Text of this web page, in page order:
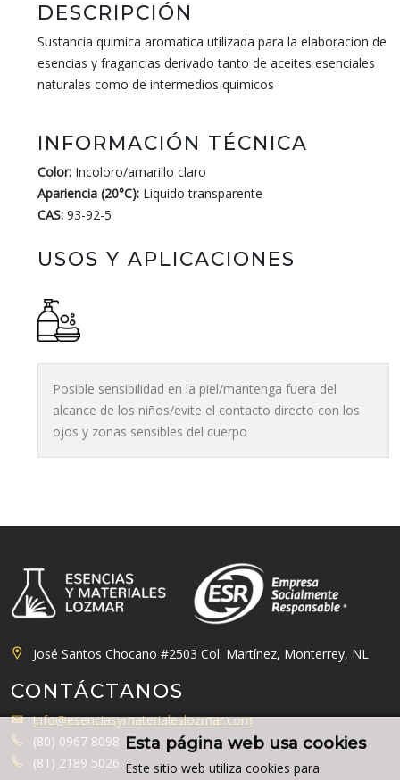
Esta página web usa cookies
Este sitio web utiliza cookies para
DESCRIPCIÓN
Sustancia quimica aromatica utilizada para la elaboracion de
esencias y fragancias derivado tanto de aceites esenciales
naturales como de intermedios quimicos
INFORMACIÓN TÉCNICA
Color: Incoloro/amarillo claro
Apariencia (20°C): Liquido transparente
CAS: 93-92-5
USOS Y APLICACIONES
Posible sensibilidad en la piel/mantenga fuera del
alcance de los niños/evite el contacto directo con los
ojos y zonas sensibles del cuerpo
José Santos Chocano #2503 Col. Martínez, Monterrey, NL
CONTÁCTANOS
info@esenciasymaterialeslozmar.com
(80) 0967 8098
(81) 2189 5026